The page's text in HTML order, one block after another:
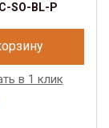
SO-BL-P
в 1 клик